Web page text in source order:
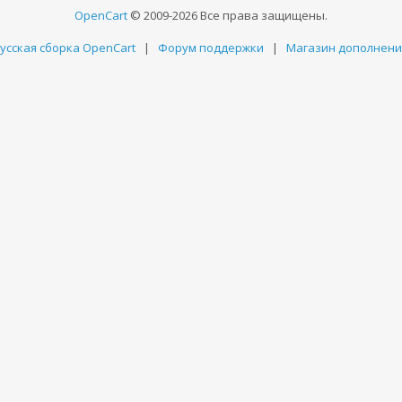
OpenCart © 2009-2026 Все права защищены.
сборка OpenCart | Форум поддержки | Магазин